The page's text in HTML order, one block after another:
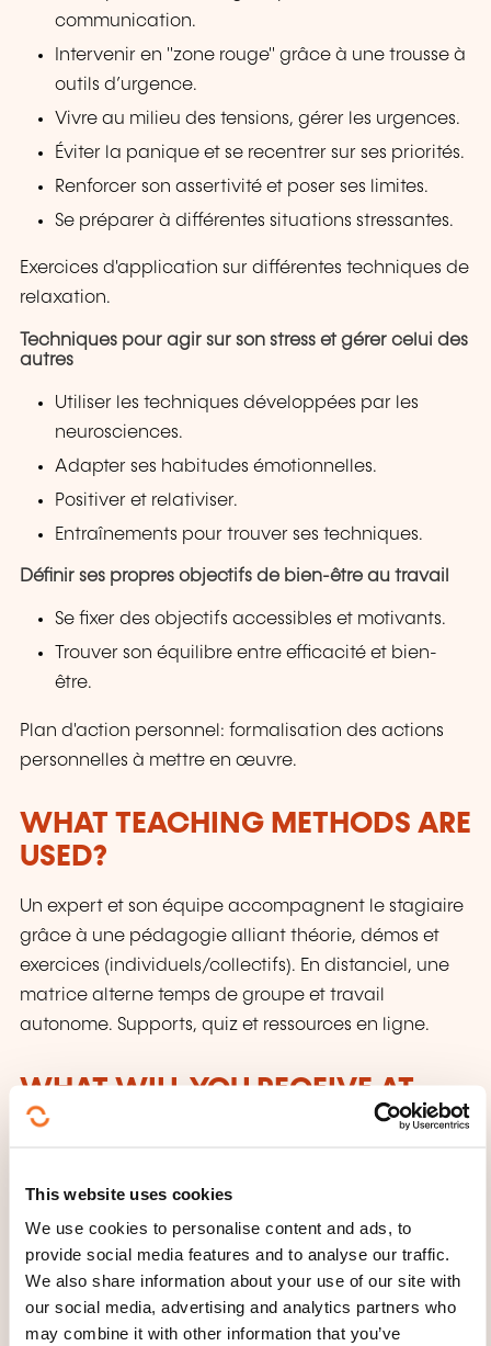
This website uses cookies
We use cookies to personalise content and ads, to
provide social media features and to analyse our traffic.
We also share information about your use of our site with
our social media, advertising and analytics partners who
may combine it with other information that you’ve
communication.
Intervenir en "zone rouge" grâce à une trousse à
outils d’urgence.
Vivre au milieu des tensions, gérer les urgences.
Éviter la panique et se recentrer sur ses priorités.
Renforcer son assertivité et poser ses limites.
Se préparer à différentes situations stressantes.
Exercices d'application sur différentes techniques de
relaxation.
Techniques pour agir sur son stress et gérer celui des
autres
Utiliser les techniques développées par les
neurosciences.
Adapter ses habitudes émotionnelles.
Positiver et relativiser.
Entraînements pour trouver ses techniques.
Définir ses propres objectifs de bien-être au travail
Se fixer des objectifs accessibles et motivants.
Trouver son équilibre entre efficacité et bien-
être.
Plan d'action personnel: formalisation des actions
personnelles à mettre en œuvre.
WHAT TEACHING METHODS ARE
USED?
Un expert et son équipe accompagnent le stagiaire
grâce à une pédagogie alliant théorie, démos et
exercices (individuels/collectifs). En distanciel, une
matrice alterne temps de groupe et travail
autonome. Supports, quiz et ressources en ligne.
WHAT WILL YOU RECEIVE AT
THE END OF THE TRAINING
Attestation de participation